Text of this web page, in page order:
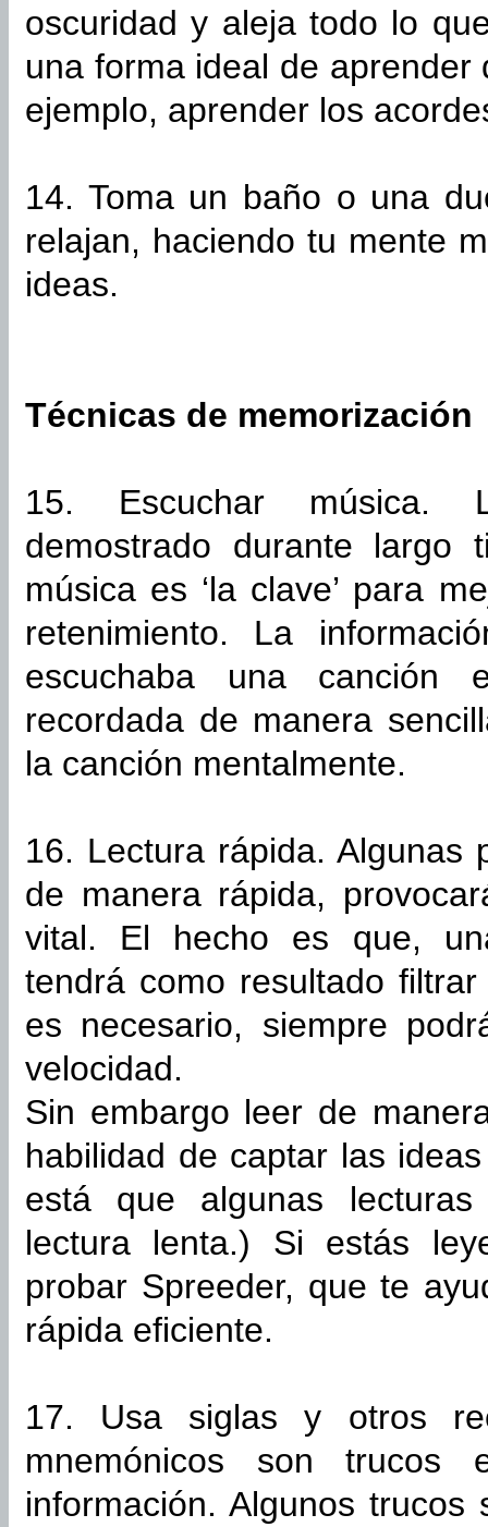
oscuridad y aleja todo lo
una forma ideal de
ejemplo, aprender los
14. Toma un baño o una
relajan, haciendo tu mente
ideas.
Técnicas de memorización
15. Escuchar música.
demostrado durante
música es ‘la clave’ para
retenimiento. La
escuchaba una canción
recordada de manera
la canción mentalmente.
16. Lectura rápida. Algunas
de manera rápida,
vital. El hecho es que,
tendrá como resultado
es necesario, siempre
velocidad.
Sin embargo leer de
habilidad de captar las
está que algunas
lectura lenta.) Si estás
probar Spreeder, que te
rápida eficiente.
17. Usa siglas y otros
mnemónicos son trucos
información. Algunos